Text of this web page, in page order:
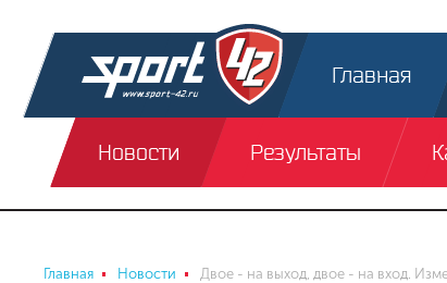
Главная
Новости Результаты
Главная Новости Двое - на выход, двое - на вход.